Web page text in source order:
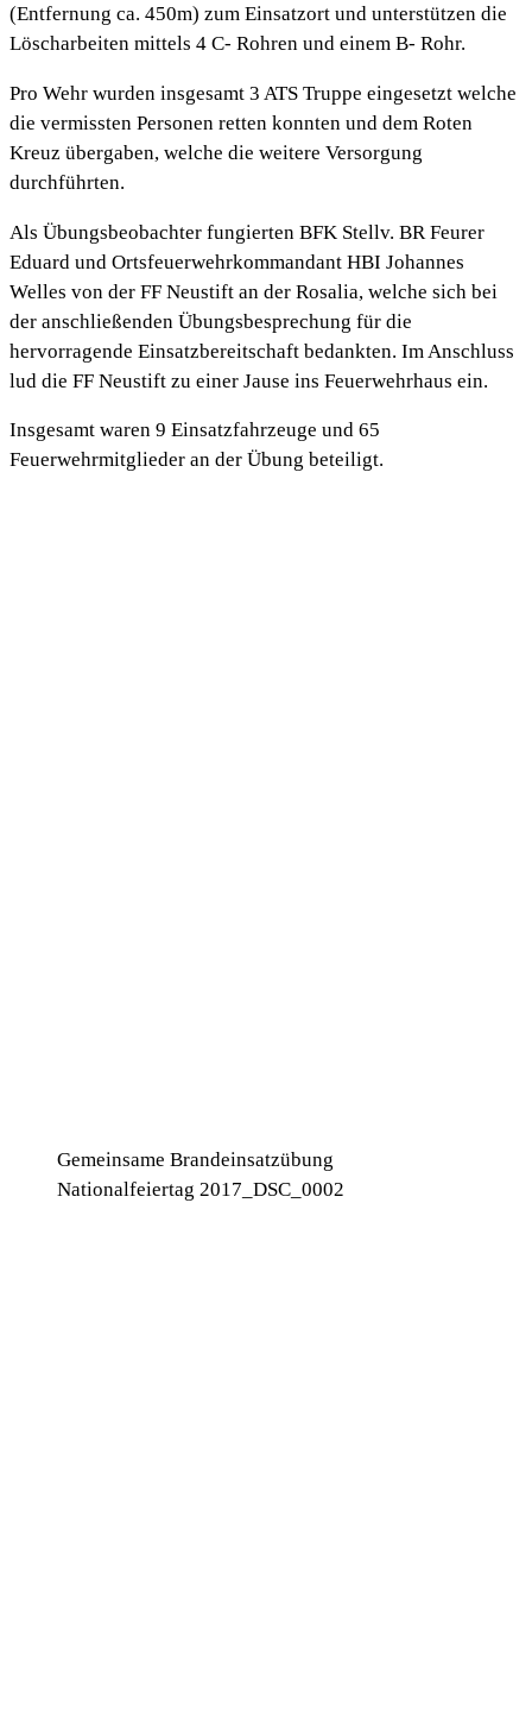
(Entfernung ca. 450m) zum Einsatzort und unterstützen die
Löscharbeiten mittels 4 C- Rohren und einem B- Rohr.
Pro Wehr wurden insgesamt 3 ATS Truppe eingesetzt welche
die vermissten Personen retten konnten und dem Roten
Kreuz übergaben, welche die weitere Versorgung
durchführten.
Als Übungsbeobachter fungierten BFK Stellv. BR Feurer
Eduard und Ortsfeuerwehrkommandant HBI Johannes
Welles von der FF Neustift an der Rosalia, welche sich bei
der anschließenden Übungsbesprechung für die
hervorragende Einsatzbereitschaft bedankten. Im Anschluss
lud die FF Neustift zu einer Jause ins Feuerwehrhaus ein.
Insgesamt waren 9 Einsatzfahrzeuge und 65
Feuerwehrmitglieder an der Übung beteiligt.
Gemeinsame Brandeinsatzübung
Nationalfeiertag 2017_DSC_0002